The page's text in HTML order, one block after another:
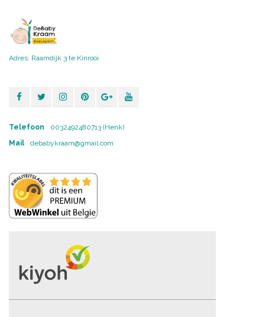
Adres: Raamdijk 3 te Kinrooi
Telefoon
0032492480713 (Henk)
Mail
debabykraam@gmail.com